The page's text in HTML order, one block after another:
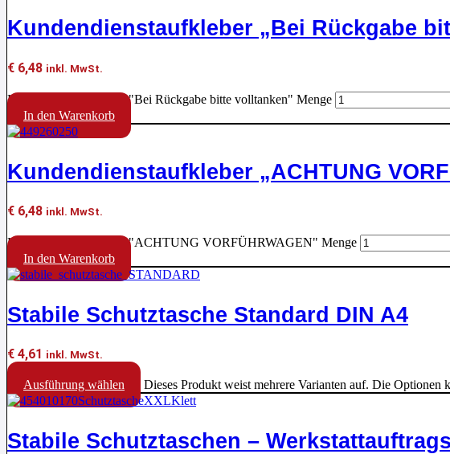
Kundendienstaufkleber „Bei Rückgabe
€ 6,48 inkl. MwSt.
Kundendienstaufkleber "Bei Rückgabe bitte volltanken" Menge
In den Warenkorb
Kundendienstaufkleber „ACHTUNG
€ 6,48 inkl. MwSt.
Kundendienstaufkleber "ACHTUNG VORFÜHRWAGEN" Menge
In den Warenkorb
Stabile Schutztasche Standard DIN A4
€ 4,61 inkl. MwSt.
Ausführung wählen Dieses Produkt weist mehrere Varianten auf. Die Optionen
Stabile Schutztaschen –